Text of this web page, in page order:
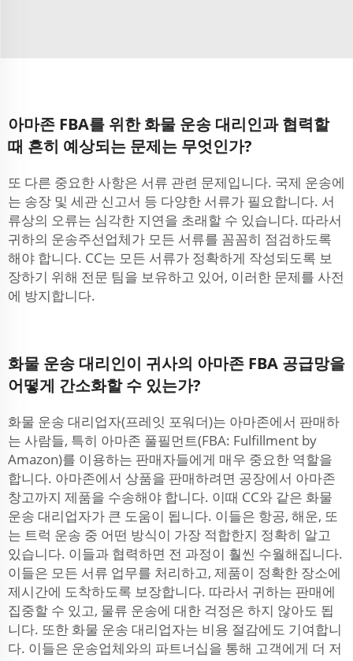
아마존 FBA를 위한 화물 운송 대리인과 협력할
때 흔히 예상되는 문제는 무엇인가?
또 다른 중요한 사항은 서류 관련 문제입니다. 국제 운송에
는 송장 및 세관 신고서 등 다양한 서류가 필요합니다. 서
류상의 오류는 심각한 지연을 초래할 수 있습니다. 따라서
귀하의 운송주선업체가 모든 서류를 꼼꼼히 점검하도록
해야 합니다. CC는 모든 서류가 정확하게 작성되도록 보
장하기 위해 전문 팀을 보유하고 있어, 이러한 문제를 사전
에 방지합니다.
화물 운송 대리인이 귀사의 아마존 FBA 공급망을
어떻게 간소화할 수 있는가?
화물 운송 대리업자(프레잇 포워더)는 아마존에서 판매하
는 사람들, 특히 아마존 풀필먼트(FBA: Fulfillment by
Amazon)를 이용하는 판매자들에게 매우 중요한 역할을
합니다. 아마존에서 상품을 판매하려면 공장에서 아마존
창고까지 제품을 수송해야 합니다. 이때 CC와 같은 화물
운송 대리업자가 큰 도움이 됩니다. 이들은 항공, 해운, 또
는 트럭 운송 중 어떤 방식이 가장 적합한지 정확히 알고
있습니다. 이들과 협력하면 전 과정이 훨씬 수월해집니다.
이들은 모든 서류 업무를 처리하고, 제품이 정확한 장소에
제시간에 도착하도록 보장합니다. 따라서 귀하는 판매에
집중할 수 있고, 물류 운송에 대한 걱정은 하지 않아도 됩
니다. 또한 화물 운송 대리업자는 비용 절감에도 기여합니
다. 이들은 운송업체와의 파트너십을 통해 고객에게 더 저